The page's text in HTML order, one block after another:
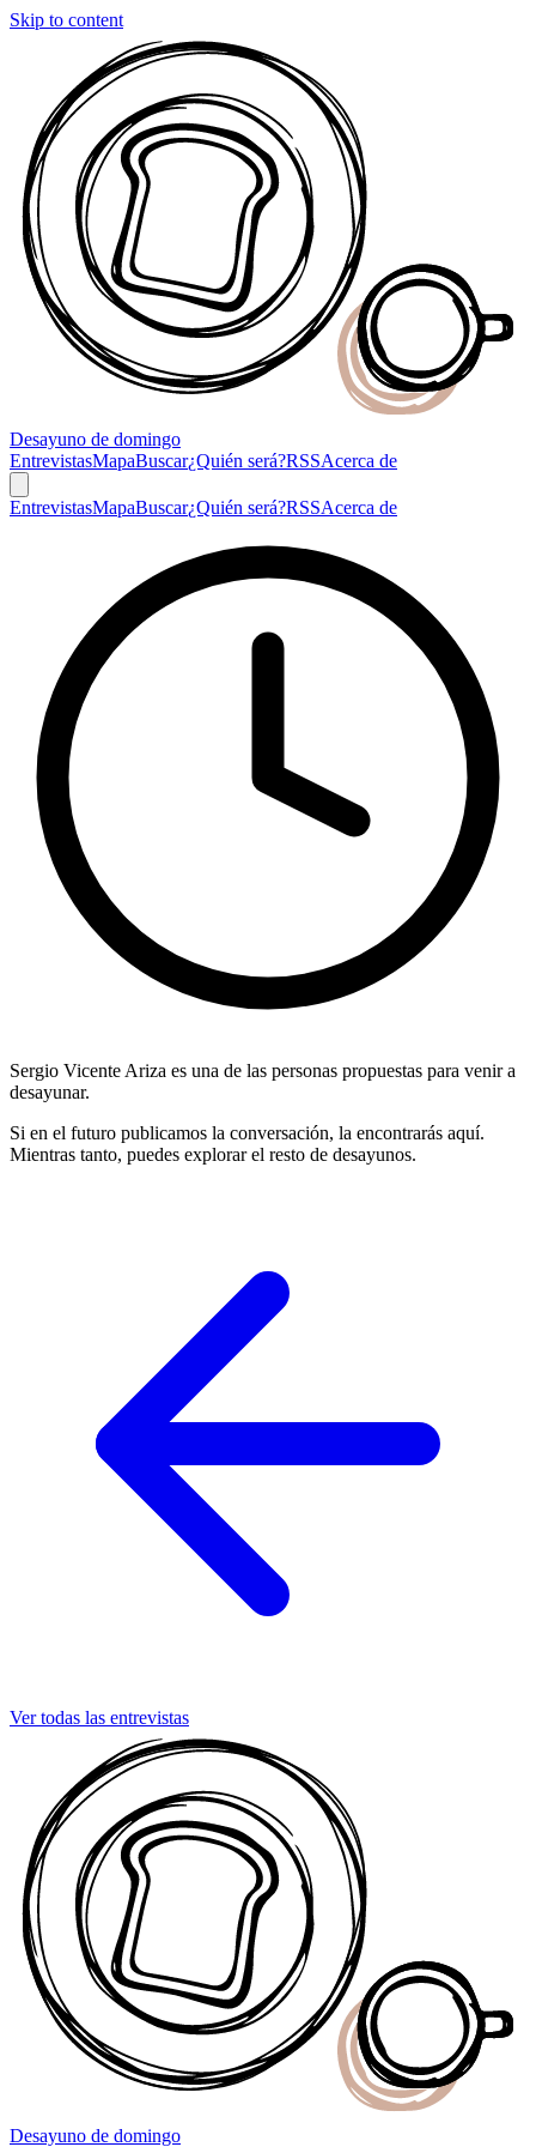
Skip to content
Desayuno de domingo
EntrevistasMapaBuscar¿Quién será?RSSAcerca de
EntrevistasMapaBuscar¿Quién será?RSSAcerca de
Sergio Vicente Ariza es una de las personas propuestas para venir a
desayunar.
Si en el futuro publicamos la conversación, la encontrarás aquí.
Mientras tanto, puedes explorar el resto de desayunos.
Ver todas las entrevistas
Desayuno de domingo